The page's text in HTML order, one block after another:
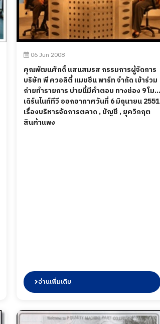
06 Jun 2008
คุณพัฒนศักดิ์ แสนสมรส กรรมการผู้จัดการ
บริษัท พี ควอลิตี้ แมชชีน พาร์ท จำกัด เข้าร่วม
ถ่ายทำรายการ บ่ายนี้มีคำตอบ ทางช่อง 9 โม
เดิร์นไนท์ทีวี ออกอากาศวันที่ 6 มิถุนายน 2551
เรื่องบริหารจัดการตลาด , บัญชี , ยุควิกฤต
สินค้าแพง
อ่านเพิ่มเติม